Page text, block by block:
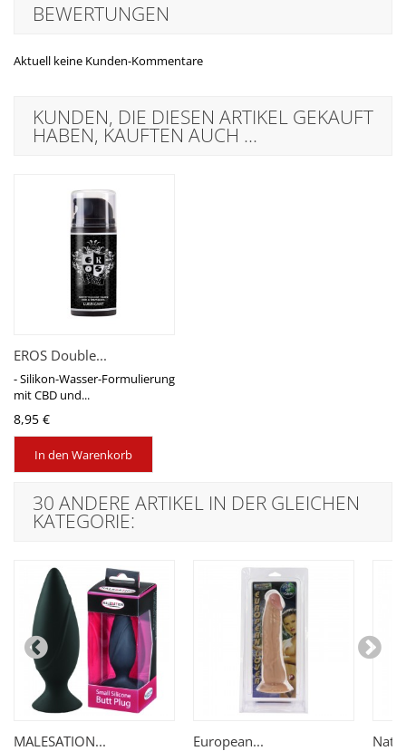
BEWERTUNGEN
Aktuell keine Kunden-Kommentare
KUNDEN, DIE DIESEN ARTIKEL GEKAUFT
HABEN, KAUFTEN AUCH ...
EROS Double...
- Silikon-Wasser-Formulierung
mit CBD und...
8,95 €
In den Warenkorb
30 ANDERE ARTIKEL IN DER GLEICHEN
KATEGORIE:
MALESATION... European...